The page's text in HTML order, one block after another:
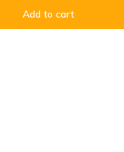
Add to cart